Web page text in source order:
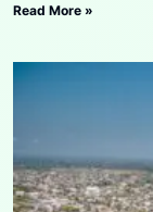
Read More »